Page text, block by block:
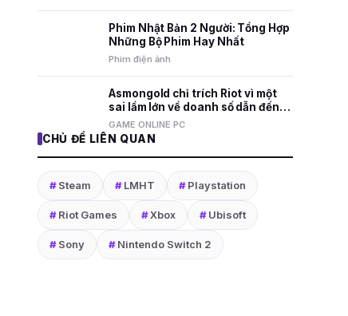
Phim Nhật Bản 2 Người: Tổng Hợp
Những Bộ Phim Hay Nhất
Phim điện ảnh
Asmongold chỉ trích Riot vì một
sai lầm lớn về doanh số dẫn đến
việc sa thải nhân viên
GAME ONLINE PC
CHỦ ĐỀ LIÊN QUAN
#Steam #LMHT #Playstation
#Riot Games #Xbox #Ubisoft
#Sony #Nintendo Switch 2